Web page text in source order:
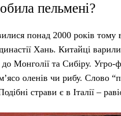
пельмені?
понад 2000 років
Хань. Китайці
Монголії та Сибіру. Угро-
оленів чи рибу. Слово
страви є в Італії –